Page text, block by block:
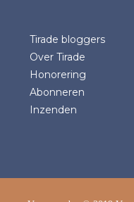
Tirade bloggers
Over Tirade
Honorering
Abonneren
Inzenden